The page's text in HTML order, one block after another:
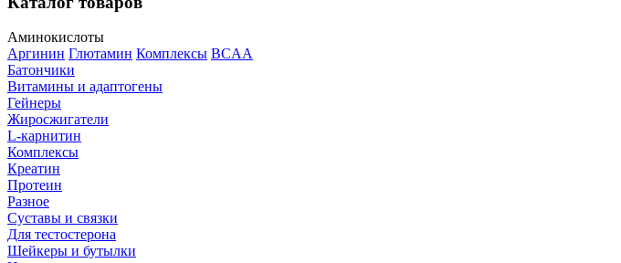
Аминокислоты
Аргинин Глютамин Комплексы BCAA
Батончики
Витамины и адаптогены
Гейнеры
Жиросжигатели
L-карнитин
Комплексы
Креатин
Протеин
Разное
Суставы и связки
Для тестостерона
Шейкеры и бутылки